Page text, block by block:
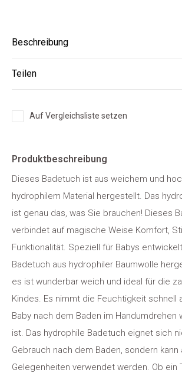
Beschreibung
Teilen
Auf Vergleichsliste setzen
Produktbeschreibung
Dieses Badetuch ist aus weichem und
hydrophilem Material hergestellt. Das
ist genau das, was Sie brauchen! Dieses
verbindet auf magische Weise Komfort,
Funktionalität. Speziell für Babys
Badetuch aus hydrophiler Baumwolle
es ist wunderbar weich und ideal für die
Kindes. Es nimmt die Feuchtigkeit schnell
Baby nach dem Baden im Handumdrehen
ist. Das hydrophile Badetuch eignet sich
Gebrauch nach dem Baden, sondern
Gelegenheiten verwendet werden. Ob ein